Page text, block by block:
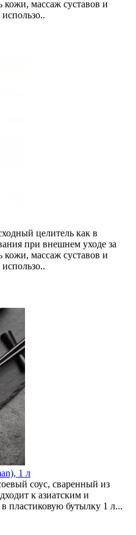
кожи, массаж суставов и
целитель как в
при внешнем уходе за
кожи, массаж суставов и
1 л
соус, сваренный из
к азиатским и
пластиковую бутылку 1 л...